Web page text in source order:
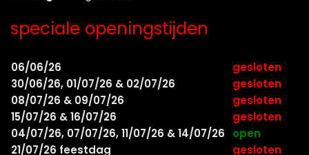
speciale openingstijden
06/06/26
gesloten
30/06/26, 01/07/26 & 02/07/26
gesloten
08/07/26 & 09/07/26
gesloten
15/07/26 & 16/07/26
gesloten
04/07/26, 07/07/26, 11/07/26 & 14/07/26
open
21/07/26 feestdag
gesloten